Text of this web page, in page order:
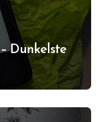
Dunkelste